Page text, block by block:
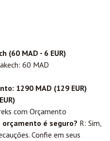
(60 MAD - 6 EUR)
60 MAD
1290 MAD (129 EUR)
com Orçamento
orçamento é seguro? R: Sim,
Confie em seus